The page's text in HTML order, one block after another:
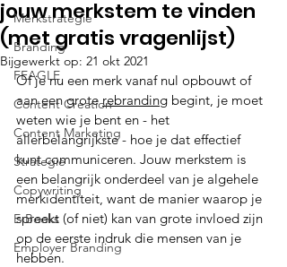
Merkstrategie
Branding
FEAGLE
Content Creation
Content Marketing
Strategie
Copywriting
E-Books
Employer Branding
jouw merkstem te vinden
(met gratis vragenlijst)
Bijgewerkt op: 21 okt 2021
Of je nu een merk vanaf nul opbouwt of
aan een grote rebranding begint, je moet
weten wie je bent en - het
allerbelangrijkste - hoe je dat effectief
kunt communiceren. Jouw merkstem is
een belangrijk onderdeel van je algehele
merkidentiteit, want de manier waarop je
spreekt (of niet) kan van grote invloed zijn
op de eerste indruk die mensen van je
hebben.